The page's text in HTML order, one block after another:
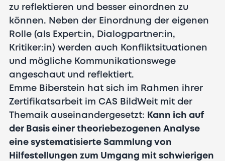
zu reflektieren und besser einordnen zu
können. Neben der Einordnung der eigenen
Rolle (als Expert:in, Dialogpartner:in,
Kritiker:in) werden auch Konfliktsituationen
und mögliche Kommunikationswege
angeschaut und reflektiert.
Emme Biberstein hat sich im Rahmen ihrer
Zertifikatsarbeit im CAS BildWeit mit der
Themaik auseinandergesetzt:
Kann ich auf
der Basis einer theoriebezogenen Analyse
eine systematisierte Sammlung von
Hilfestellungen zum Umgang mit schwierigen